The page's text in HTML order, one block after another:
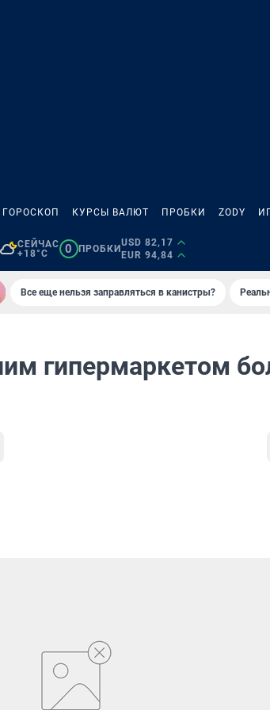
ГОРОСКОП КУРСЫ ВАЛЮТ ПРОБКИ ZODY
СЕЙЧАС
+18°C
0 ПРОБКИ
USD 82,17
EUR 94,84
Все еще нельзя заправляться в канистры?
гипермаркетом